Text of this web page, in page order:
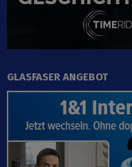
GLASFASER ANGEBOT